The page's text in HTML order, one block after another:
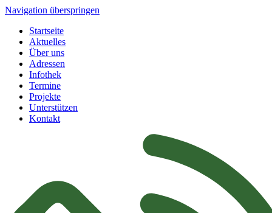
Navigation überspringen
Startseite
Aktuelles
Über uns
Adressen
Infothek
Termine
Projekte
Unterstützen
Kontakt